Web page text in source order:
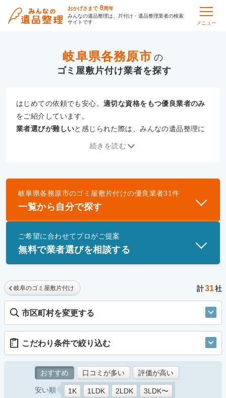
おかげさまで 8周年
みんなの遺品整理は、片付け・遺品整理業者の検索
サイトです
メニュー
岐阜県各務原市 の
ゴミ屋敷片付け
はじめての依頼でも安心。適切な資格をもつ優良業者のみ
をご紹介しています。
業者選びが難しいと感じられた際は、みんなの遺品整理に
優良業者とは
一般財団法人遺品整理認定協会、および一般社団法
士」資格を持つ事業者のみ掲載しています。
続きを読む
岐阜県各務原市のゴミ屋敷片付けの優良業者31件
一覧から自分で探す
ご希望に合わせてプロがご提案
無料で業者選びを相談する
岐阜のゴミ屋敷片付け 計31社
市区町村を変更する
こだわり条件で絞り込む
おすすめ 口コミが多い 評価が高い
安い順 1K 1LDK 2LDK 3LDK〜